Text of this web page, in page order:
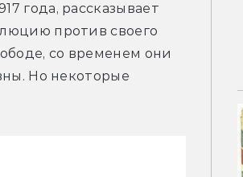
года, рассказывает
против своего
со временем они
Но некоторые